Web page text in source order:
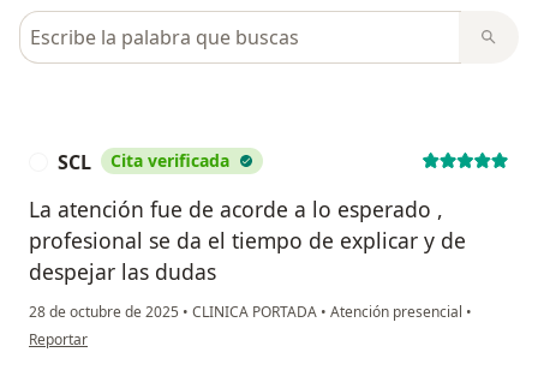
Busca en opiniones
SCL Cita verificada
La atención fue de acorde a lo esperado ,
profesional se da el tiempo de explicar y de
despejar las dudas
28 de octubre de 2025 • CLINICA PORTADA • Atención presencial •
en opinión del usuario SCL
Reportar